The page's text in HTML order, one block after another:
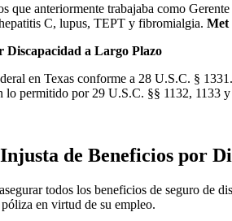
que anteriormente trabajaba como
C, lupus, TEPT y fibromialgia. Met
Discapacidad a Largo Plazo
en Texas conforme a 28 U.S.C. §
permitido por 29 U.S.C. §§ 1132, 1133
de Beneficios por
todos los beneficios de seguro de
en virtud de su empleo.